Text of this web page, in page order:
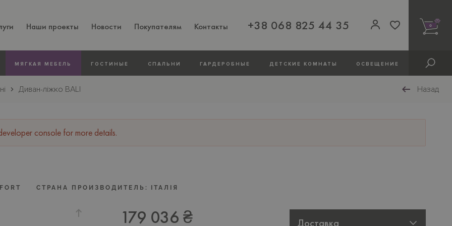
Наши проекты Новости Покупателям Контакты +38 068 825 44 35 0
МЯГКАЯ МЕБЕЛЬ ГОСТИНЫЕ СПАЛЬНИ ГАРДЕРОБНЫЕ ДЕТСКИЕ КОМНАТЫ ОСВЕЩЕНИЕ
Диван-ліжко BALI Назад
console for more details.
СТРАНА ПРОИЗВОДИТЕЛЬ: ІТАЛІЯ
179 036 ₴ Доставка